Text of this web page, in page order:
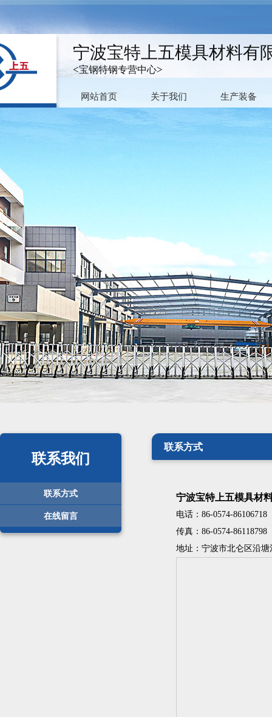
宁波宝特上五模具材料有
<宝钢特钢专营中心>
网站首页 关于我们 生产装备
联系我们
联系方式
在线留言
联系方式
宁波宝特上五模具材
电话：86-0574-86106718
传真：86-0574-86118798
地址：宁波市北仑区沿塘